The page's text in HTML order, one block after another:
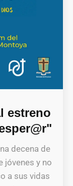
estreno
decena de
jóvenes y no
a sus vidas